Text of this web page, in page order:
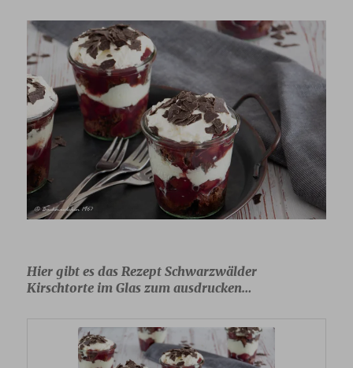
Hier gibt es das Rezept Schwarzwälder
Kirschtorte im Glas zum ausdrucken…